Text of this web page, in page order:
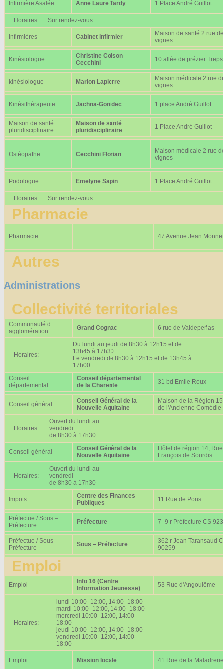
Infirmière Asalée Anne Laure Tardy 1 Place André Guillot
Horaires: Sur rendez-vous
Infirmières Cabinet infirmier
Maison de santé 2 rue
vignes
Kinésiologue
Christine Colson
Cecchini
10 allée de prézier
kinésiologue Marion Lapierre
Maison médicale 2 rue
vignes
Kinésithérapeute Jachna-Gonidec 1 place André Guillot
Maison de santé
pluridisciplinaire
Maison de santé
pluridisciplinaire
1 Place André Guillot
Ostéopathe Cecchini Florian
Maison médicale 2 rue
vignes
Podologue Emelyne Sapin 1 Place André Guillot
Horaires: Sur rendez-vous
Pharmacie
Pharmacie 47 Avenue Jean Monnet
Autres
Administrations
Collectivité territoriales
Communauté d
agglomération
Grand Cognac 6 rue de Valdepeñas
Horaires:
Du lundi au jeudi de 8h30 à 12h15 et de
13h45 à 17h30
Le vendredi de 8h30 à 12h15 et de 13h45 à
17h00
Conseil
départemental
Conseil départemental
de la Charente
31 bd Emile Roux
Conseil général
Conseil Général de la
Nouvelle Aquitaine
Maison de la Région
de l'Ancienne Comédie
Horaires:
Ouvert du lundi au
vendredi
de 8h30 à 17h30
Conseil général
Conseil Général de la
Nouvelle Aquitaine
Hôtel de région 14, Rue
François de Sourdis
Horaires:
Ouvert du lundi au
vendredi
de 8h30 à 17h30
Impots
Centre des Finances
Publiques
11 Rue de Pons
Préfectue / Sous –
Préfecture
Préfecture 7- 9 r Préfecture CS
Préfectue / Sous –
Préfecture
Sous – Préfecture
362 r Jean Taransaud
90259
Emploi
Emploi
Info 16 (Centre
Information Jeunesse)
53 Rue d'Angoulême
Horaires:
lundi 10:00–12:00, 14:00–18:00
mardi 10:00–12:00, 14:00–18:00
mercredi 10:00–12:00, 14:00–
18:00
jeudi 10:00–12:00, 14:00–18:00
vendredi 10:00–12:00, 14:00–
18:00
Emploi Mission locale 41 Rue de la Maladrerie